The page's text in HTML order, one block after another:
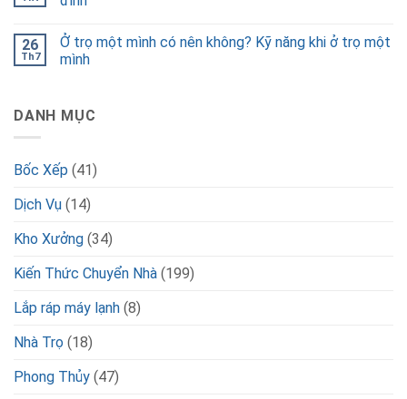
26
Th7
Ở trọ một mình có nên không? Kỹ năng khi ở trọ một
mình
DANH MỤC
Bốc Xếp (41)
Dịch Vụ (14)
Kho Xưởng (34)
Kiến Thức Chuyển Nhà (199)
Lắp ráp máy lạnh (8)
Nhà Trọ (18)
Phong Thủy (47)